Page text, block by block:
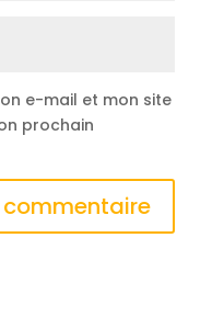
e-mail et mon site
prochain